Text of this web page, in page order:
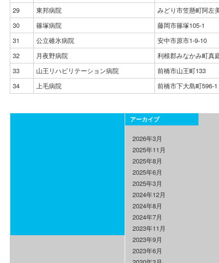
29
東邦病院
みどり市笠懸町阿左
30
篠塚病院
藤岡市篠塚105-1
31
公立碓氷病院
安中市原市1-9-10
32
月夜野病院
利根郡みなかみ町真
33
山王リハビリテーション病院
前橋市山王町133
34
上毛病院 前橋市下大島町596-1
アーカイブ
2026年3月
2025年11月
2025年8月
2025年6月
2025年3月
2024年12月
2024年8月
2024年7月
2023年11月
2023年9月
2023年6月